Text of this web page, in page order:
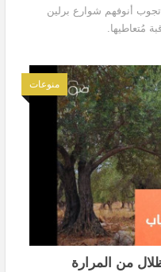
أنوفهم شوارع برلين
مُتعاطيها.
منوعات
من المرارة